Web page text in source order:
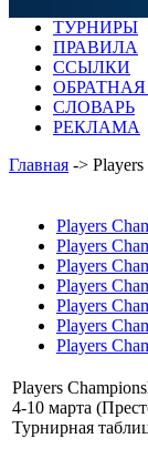
ТУРНИРЫ
ПРАВИЛА
ССЫЛКИ
ОБРАТНАЯ
СЛОВАРЬ
РЕКЛАМА
Главная ->
Players
Players
Players
Players
Players
Players
Players
Players
4-10 марта
Турнирная